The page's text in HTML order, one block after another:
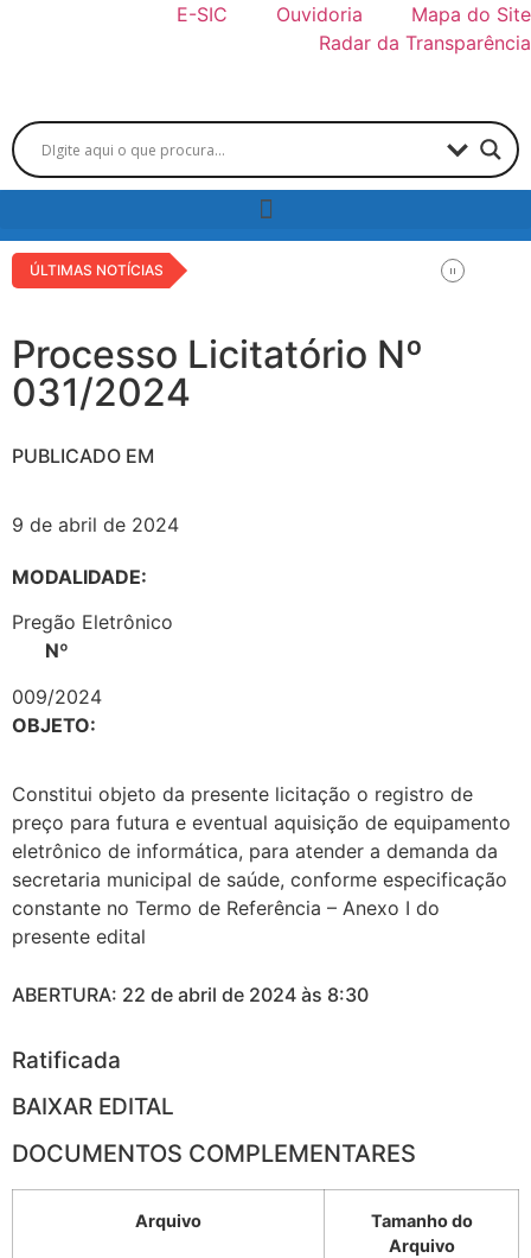
E-SIC Ouvidoria
Mapa do Site
Radar da Transparência
ÚLTIMAS NOTÍCIAS
Processo Licitatório Nº
031/2024
PUBLICADO EM
9 de abril de 2024
MODALIDADE:
Pregão Eletrônico
Nº
009/2024
OBJETO:
Constitui objeto da presente licitação o registro de
preço para futura e eventual aquisição de equipamento
eletrônico de informática, para atender a demanda da
secretaria municipal de saúde, conforme especificação
constante no Termo de Referência – Anexo I do
presente edital
ABERTURA: 22 de abril de 2024 às 8:30
Ratificada
BAIXAR EDITAL
DOCUMENTOS COMPLEMENTARES
Arquivo
Tamanho do
Arquivo